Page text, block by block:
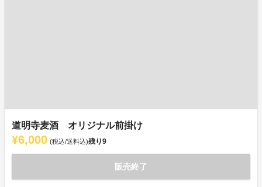
道明寺麦酒 オリジナル前掛け
¥6,000 (税込/送料込)残り9
販売終了